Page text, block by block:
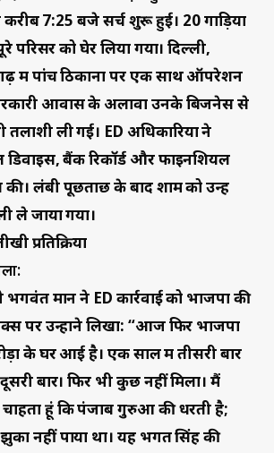
7:25 बजे सर्च शुरू हुई। 20 गाड़ियों
को घेर लिया गया। दिल्ली,
में पांच ठिकानों पर एक साथ ऑपरेशन
आवास के अलावा उनके बिजनेस से
तलाशी ली गई। ED अधिकारियों ने
डिवाइस, बैंक रिकॉर्ड और फाइनेंशियल
की। लंबी पूछताछ के बाद शाम को उन्हें
ले जाया गया।
प्रतिक्रिया
मान ने ED कार्रवाई को भाजपा की
पर उन्होंने लिखा: “आज फिर भाजपा
के घर आई है। एक साल में तीसरी बार
बार। फिर भी कुछ नहीं मिला। मैं
हूं कि पंजाब गुरुओं की धरती है;
नहीं पाया था। यह भगत सिंह की